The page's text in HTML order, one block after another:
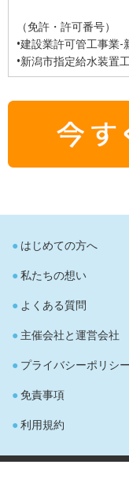
（免許・許可番号）
•建設業許可管工事業
•新潟市指定給水装置
はじめての方へ
私たちの想い
よくある質問
主催会社と運営会社
プライバシーポリシー
免責事項
利用規約